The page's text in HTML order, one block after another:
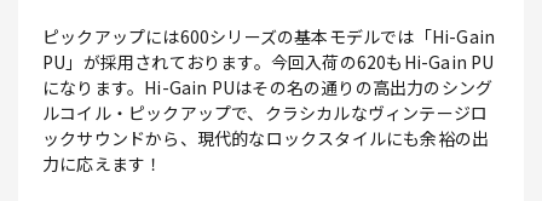
ピックアップには600シリーズの基本モデルでは「Hi-Gain
PU」が採用されております。今回入荷の620もHi-Gain PU
になります。Hi-Gain PUはその名の通りの高出力のシング
ルコイル・ピックアップで、クラシカルなヴィンテージロ
ックサウンドから、現代的なロックスタイルにも余裕の出
力に応えます！